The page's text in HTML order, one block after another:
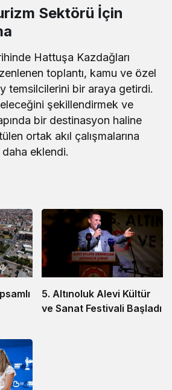
Sektörü İçin
Hattuşa Kazdağları
toplantı, kamu ve özel
temsilcilerini bir araya getirdi.
şekillendirmek ve
bir destinasyon haline
ortak akıl çalışmalarına
eklendi.
5. Altınoluk Alevi Kültür
ve Sanat Festivali Başladı